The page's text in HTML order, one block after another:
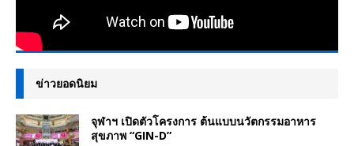
ข่าวยอดนิยม
จุฬาฯ เปิดตัวโครงการ ต้นแบบนวัตกรรมอาหาร
สุขภาพ “GIN-D”